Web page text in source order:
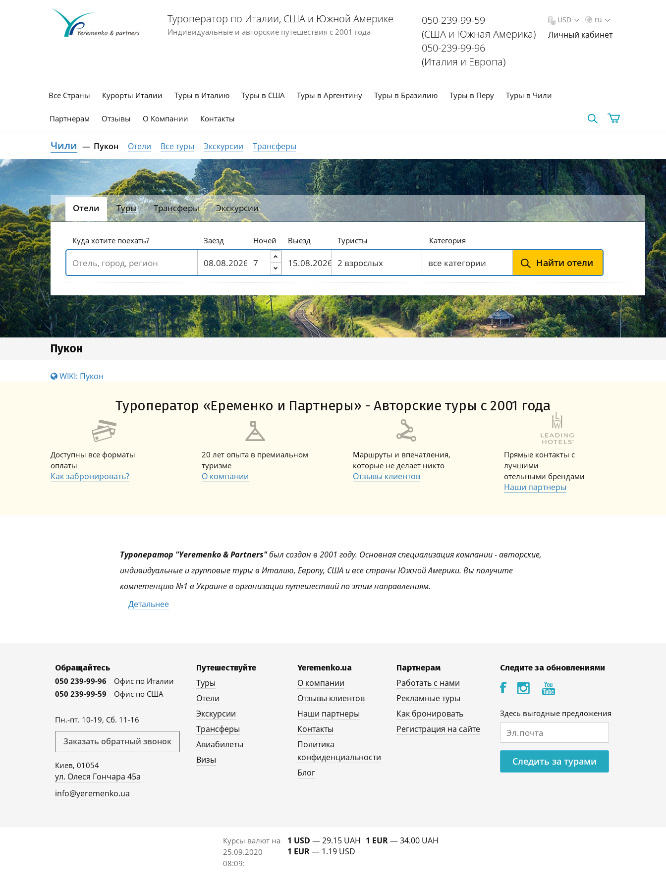
Туроператор по Италии, США и Южной Америке
Индивидуальные и авторские путешествия с 2001 года
050-239-99-59
(США и Южная Америка)
050-239-99-96
(Италия и Европа)
ru
USD
Личный кабинет
Все Страны Курорты Италии Туры в Италию Туры в США Туры в Аргентину Туры в Бразилию Туры в Перу Туры в Чили
Партнерам Отзывы О Компании Контакты
Чили Пукон Отели Все туры Экскурсии Трансферы
Отели Туры Трансферы Экскурсии
Куда хотите поехать? Заезд Ночей Выезд Туристы Категория
Найти отели
Пукон
WIKI: Пукон
Туроператор «Еременко и Партнеры» - Авторские туры с 2001 года
Доступны все форматы
оплаты
Как забронировать?
20 лет опыта в премиальном
туризме
О компании
Маршруты и впечатления,
которые не делает никто
Отзывы клиентов
Прямые контакты с
лучшими
отельными брендами
Наши партнеры
Туроператор "Yeremenko & Partners"был создан в 2001 году. Основная специализация компании - авторские,
индивидуальные и групповые туры в Италию, Европу, США и все страны Южной Америки. Вы получите
компетенцию №1 в Украине в организации путешествий по этим направлениям.
Детальнее
Обращайтесь
050 239-99-96
Офис по Италии
050 239-99-59
Офис по США
Пн.-пт. 10-19, Сб. 11-16
Заказать обратный звонок
Киев, 01054
ул. Олеся Гончара 45а
info@yeremenko.ua
Путешествуйте
Туры
Отели
Экскурсии
Трансферы
Авиабилеты
Визы
Yeremenko.ua
О компании
Отзывы клиентов
Наши партнеры
Контакты
Политика
конфиденциальности
Блог
Партнерам
Работать с нами
Рекламные туры
Как бронировать
Регистрация на сайте
Следите за обновлениями
Здесь выгодные предложения
Следить за турами
Курсы валют на
25.09.2020
08:09:
1 USD — 29.15 UAH
1 EUR— 1.19 USD
1 EUR— 34.00 UAH